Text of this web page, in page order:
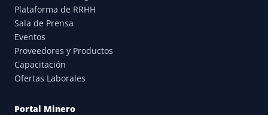
Plataforma de RRHH
Sala de Prensa
Eventos
Proveedores y Productos
Capacitación
Ofertas Laborales
Portal Minero